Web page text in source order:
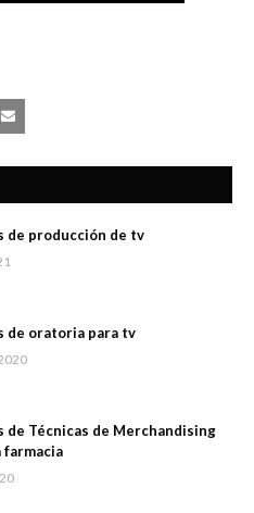
de producción de tv
de oratoria para tv
de Técnicas de Merchandising
farmacia